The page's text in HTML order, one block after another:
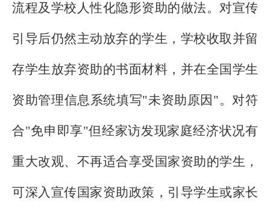
流程及学校人性化隐形资助的做法。对宣传
引导后仍然主动放弃的学生，学校收取并留
存学生放弃资助的书面材料，并在全国学生
资助管理信息系统填写"未资助原因"。对符
合"免申即享"但经家访发现家庭经济状况有
重大改观、不再适合享受国家资助的学生，
可深入宣传国家资助政策，引导学生或家长